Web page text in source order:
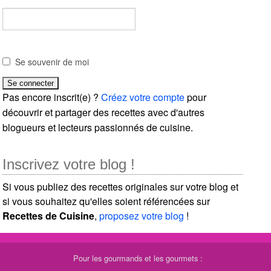
Se souvenir de moi
Pas encore inscrit(e) ?Créez votre comptepour
découvrir et partager des recettes avec d'autres
blogueurs et lecteurs passionnés de cuisine.
Inscrivez votre blog !
Si vous publiez des recettes originales sur votre blog et
si vous souhaitez qu'elles soient référencées sur
Recettes de Cuisine,proposez votre blog !
Pour les gourmands et les gourmets :